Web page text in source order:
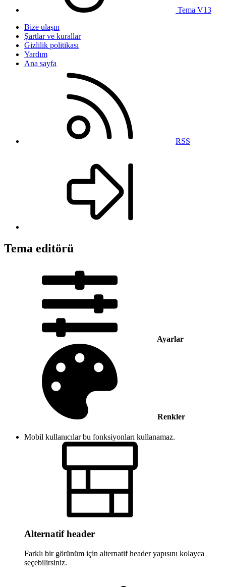
Tema V13
Bize ulaşın
Şartlar ve kurallar
Gizlilik politikası
Yardım
Ana sayfa
RSS
Tema editörü
Ayarlar
Renkler
Mobil kullanıcılar bu fonksiyonları kullanamaz.
Alternatif header
Farklı bir görünüm için alternatif header yapısını kolayca
seçebilirsiniz.